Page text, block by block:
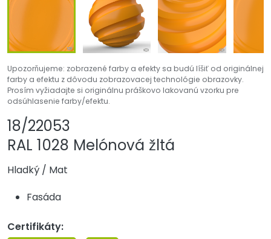
Upozorňujeme: zobrazené farby a efekty sa budú líšiť od originálnej
farby a efektu z dôvodu zobrazovacej technológie obrazovky.
Prosím vyžiadajte si originálnu práškovo lakovanú vzorku pre
odsúhlasenie farby/efektu.
18/22053
RAL 1028 Melónová žltá
Hladký / Mat
Fasáda
Certifikáty: